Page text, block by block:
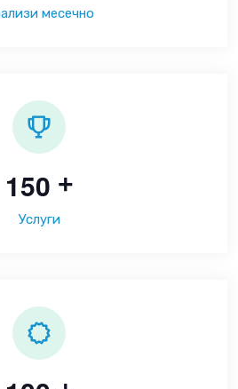
месечно
150 +
Услуги